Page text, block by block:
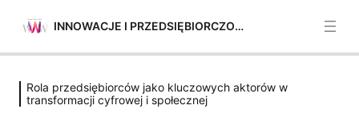
INNOWACJE I PRZEDSIĘBIORCZOŚĆ
Identyfikacja możliwości
Rola przedsiębiorców jako kluczowych aktorów w
transformacji cyfrowej i społecznej